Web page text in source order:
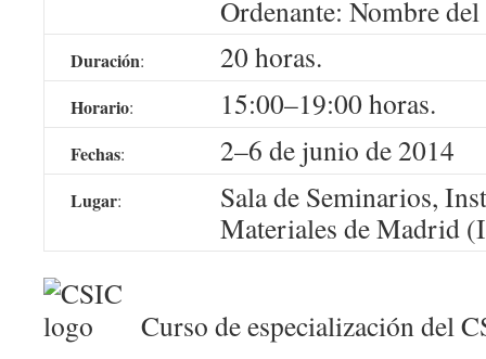
Ordenante: Nombre
Duración: 20 horas.
Horario: 15:00–19:00 horas.
Fechas: 2–6 de junio de 2014
Lugar:
Sala de Seminarios,
Materiales de Madrid
Curso de especialización del